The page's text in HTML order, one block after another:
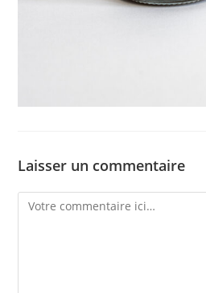
Laisser un commentaire